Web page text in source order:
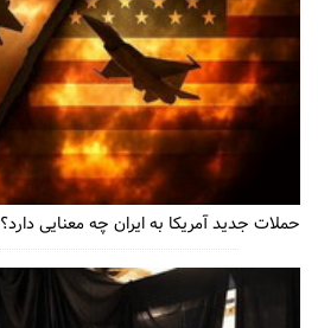
حملات جدید آمریکا به ایران چه معنایی دارد؟